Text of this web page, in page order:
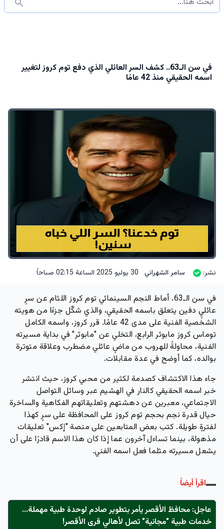
في سن الـ63.. كشف السر العائلي الذي دفع توم كروز لتغيير
اسمه الحقيقي منذ 42 عامًا
نشر: سامر الشهراني 30 يوليو 2025 الساعة 02:15 صباحاً
في سن الـ63، أماط النجم السينمائي توم كروز اللثام عن سرٍ
عائليٍ دفين يتعلق باسمه الحقيقي، والذي شكّل جزءًا من هويته
الشخصية الفنية على مدى 42 عامًا. قرر كروز، واسمه الكامل
توماس كروز مابوثر الرابع، التخلي عن "مابوثر" في بداية مسيرته
الفنية، محاولةً للهروب من ماضٍ عائلي مضطرب وعلاقة متوترة
بوالده، كما أوضح في عدة مقابلات.
جاء هذا الاكتشاف كصدمة لكثير من محبي كروز، حيث انتشر
خبر اسمه الحقيقي كالنار في الهشيم عبر وسائل التواصل
الاجتماعي، معبرين عن دهشتهم وتعليقاتهم الفكاهية والساخرة
حيال قدرة نجم بحجم توم كروز على المحافظة على سرٍ كهذا
لفترةٍ طويلة. كتب بعض المتابعين على منصة "إكس" تعليقات
مذهولة، بينما تساءل آخرون عما إذا كان هذا الاسم قادرًا على أن
يشعل مسيرته مثلما فعل اسمه الفني.
اقرأ أيضاً
عاجل: محافظ الأقصر يأمر بتطوير صادم لوحدة طبية مهملة...
خدمات طبية "مجانية" تصل لأهالي قرى الأقصر!